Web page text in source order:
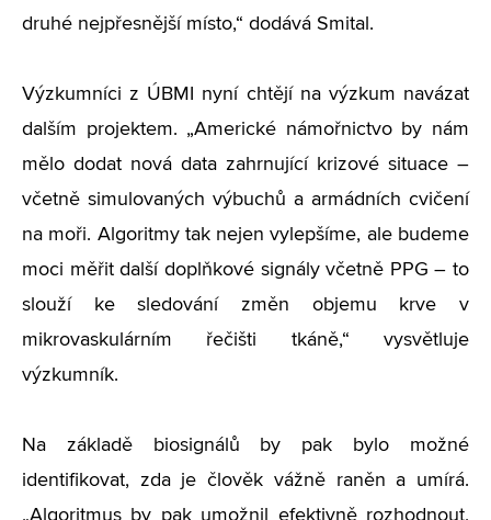
druhé nejpřesnější místo,“ dodává Smital.
Výzkumníci z ÚBMI nyní chtějí na výzkum navázat
dalším projektem. „Americké námořnictvo by nám
mělo dodat nová data zahrnující krizové situace –
včetně simulovaných výbuchů a armádních cvičení
na moři. Algoritmy tak nejen vylepšíme, ale budeme
moci měřit další doplňkové signály včetně PPG – to
slouží ke sledování změn objemu krve v
mikrovaskulárním řečišti tkáně,“ vysvětluje
výzkumník.
Na základě biosignálů by pak bylo možné
identifikovat, zda je člověk vážně raněn a umírá.
„Algoritmus by pak umožnil efektivně rozhodnout,